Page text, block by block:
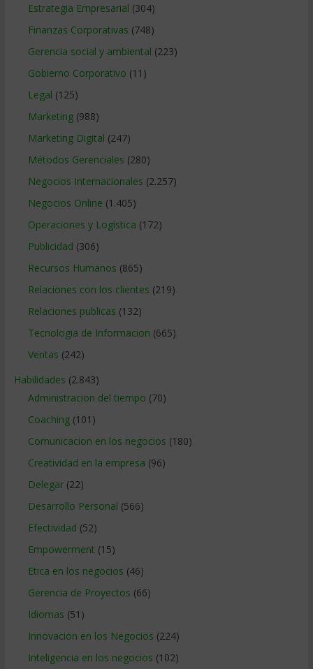
Estrategia Empresarial (304)
Finanzas Corporativas (748)
Gerencia social y ambiental (223)
Gobierno Corporativo (11)
Legal (125)
Marketing(988)
Marketing Digital (247)
Métodos Gerenciales (280)
Negocios Internacionales (2.257)
Negocios Online (1.405)
Operaciones y Logística (172)
Publicidad (306)
Recursos Humanos (865)
Relaciones con los clientes (219)
Relaciones publicas (132)
Tecnologia de Informacion (665)
Ventas (242)
Habilidades (2.843)
Administracion del tiempo (70)
Coaching(101)
Comunicacion en los negocios (180)
Creatividad en la empresa (96)
Delegar(22)
Desarrollo Personal (566)
Efectividad (52)
Empowerment (15)
Etica en los negocios (46)
Gerencia de Proyectos (66)
Idiomas (51)
Innovacion en los Negocios (224)
Inteligencia en los negocios (102)